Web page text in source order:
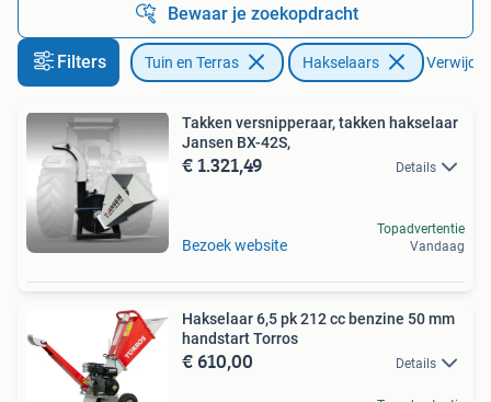
Bewaar je zoekopdracht
Filters Tuin en Terras Hakselaars
Takken versnipperaar, takken hakselaar
Jansen BX-42S,
€ 1.321,49 Details
Bezoek website
Topadvertentie
Vandaag
Hakselaar 6,5 pk 212 cc benzine 50 mm
handstart Torros
€ 610,00 Details